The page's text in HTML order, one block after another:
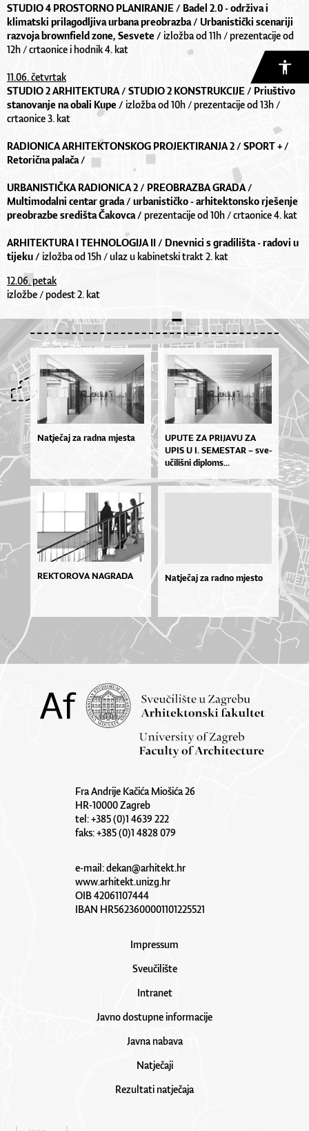
STUDIO 4 PROSTORNO PLANIRANJE / Badel 2.0 - održiva i
klimatski prilagodljiva urbana preobrazba / Urbanistički scenariji
razvoja brownfield zone, Sesvete / izložba od 11h / prezentacije od
12h / crtaonice i hodnik 4. kat
11.06. četvrtak
STUDIO 2 ARHITEKTURA / STUDIO 2 KONSTRUKCIJE / Priuštivo
stanovanje na obali Kupe / izložba od 10h / prezentacije od 13h /
crtaonice 3. kat
RADIONICA ARHITEKTONSKOG PROJEKTIRANJA 2 / SPORT + /
Retorična palača /
URBANISTIČKA RADIONICA 2 / PREOBRAZBA GRADA /
Multimodalni centar grada / urbanističko - arhitektonsko rješenje
preobrazbe središta Čakovca / prezentacije od 10h / crtaonice 4. kat
ARHITEKTURA I TEHNOLOGIJA II / Dnevnici s gradilišta - radovi u
tijeku / izložba od 15h / ulaz u kabinetski trakt 2. kat
12.06. petak
izložbe / podest 2. kat
Natječaj za radna mjesta
UPU­TE ZA PRI­JA­VU ZA
UPIS U I. SE­MES­TAR – sve­
u­či­liš­ni di­plo­ms...
REKTOROVA NAGRADA Natječaj za radno mjesto
Fra Andrije Kačića Miošića 26
HR-10000 Zagreb
tel: +385 (0)1 4639 222
faks: +385 (0)1 4828 079
e-mail:dekan@arhitekt.hr
www.arhitekt.unizg.hr
OIB 42061107444
IBAN HR5623600001101225521
Impressum
Sveučilište
Intranet
Javno dostupne informacije
Javna nabava
Natječaji
Rezultati natječaja